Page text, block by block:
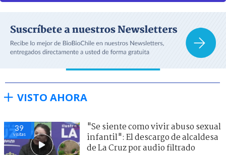
VISTO AHORA
39
visitas
"Se siente como vivir abuso sexual
infantil": El descargo de alcaldesa
de La Cruz por audio filtrado